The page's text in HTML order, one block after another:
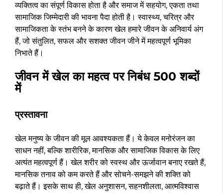
व्यक्तित्व का संपूर्ण विकास होता है और समाज में सहयोग, एकता तथा
सामाजिक जिम्मेदारी की भावना पैदा होती है। स्वास्थ्य, चरित्र और
सामाजिकता के स्तंभ बनने के कारण खेल हमारे जीवन के अनिवार्य अंग
हैं, जो संतुलित, सफल और सशक्त जीवन जीने में महत्वपूर्ण भूमिका
निभाते हैं।
जीवन में खेल का महत्व पर निबंध 500 शब्दों
में
प्रस्तावना
खेल मनुष्य के जीवन की मूल आवश्यकता हैं। ये केवल मनोरंजन का
साधन नहीं, बल्कि शारीरिक, मानसिक और सामाजिक विकास के लिए
अत्यंत महत्वपूर्ण हैं। खेल शरीर को स्वस्थ और ऊर्जावान बनाए रखते हैं,
मानसिक तनाव को कम करते हैं और सोचने-समझने की शक्ति को
बढ़ाते हैं। इसके साथ ही, खेल अनुशासन, सहनशीलता, आत्मविश्वास